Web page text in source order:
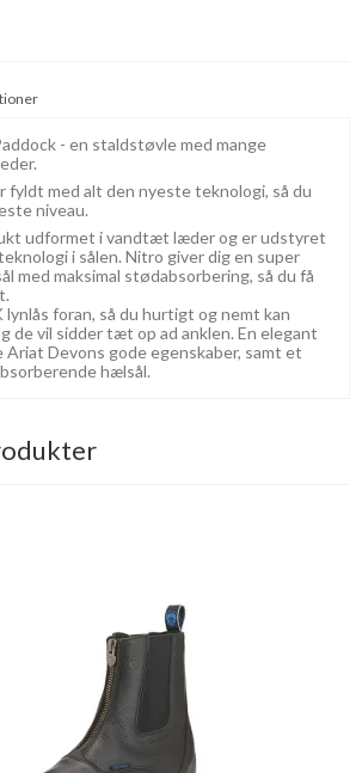
- en staldstøvle med mange
fyldt med alt den nyeste teknologi, så du
niveau.
udformet i vandtæt læder og er udstyret
i sålen. Nitro giver dig en super
med maksimal stødabsorbering, så du få
lynlås foran, så du hurtigt og nemt kan
de vil sidder tæt op ad anklen. En elegant
Devons gode egenskaber, samt et
hælsål.